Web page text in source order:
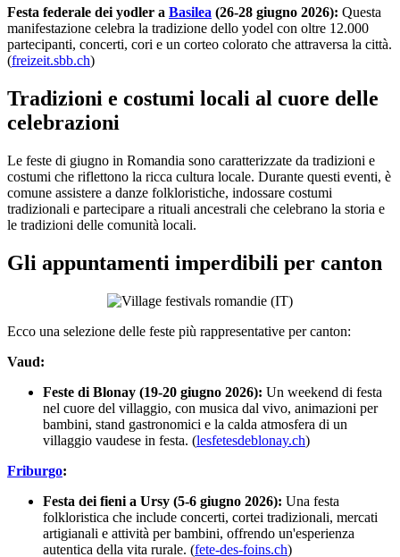
Festa federale dei yodler a Basilea (26-28 giugno 2026): Questa
manifestazione celebra la tradizione dello yodel con oltre 12.000
partecipanti, concerti, cori e un corteo colorato che attraversa la città.
(freizeit.sbb.ch)
Tradizioni e costumi locali al cuore delle
celebrazioni
Le feste di giugno in Romandia sono caratterizzate da tradizioni e
costumi che riflettono la ricca cultura locale. Durante questi eventi, è
comune assistere a danze folkloristiche, indossare costumi
tradizionali e partecipare a rituali ancestrali che celebrano la storia e
le tradizioni delle comunità locali.
Gli appuntamenti imperdibili per canton
Ecco una selezione delle feste più rappresentative per canton:
Vaud:
Feste di Blonay (19-20 giugno 2026): Un weekend di festa
nel cuore del villaggio, con musica dal vivo, animazioni per
bambini, stand gastronomici e la calda atmosfera di un
villaggio vaudese in festa. (lesfetesdeblonay.ch)
Friburgo:
Festa dei fieni a Ursy (5-6 giugno 2026): Una festa
folkloristica che include concerti, cortei tradizionali, mercati
artigianali e attività per bambini, offrendo un'esperienza
autentica della vita rurale. (fete-des-foins.ch)